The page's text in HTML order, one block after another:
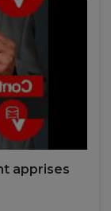
apprises